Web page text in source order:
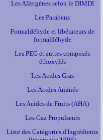
Les Allergènes selon le DIMDI
Les Parabens
Formaldéhyde et libérateurs de
formaldéhyde
Les PEG et autres composés
éthoxylés
Les Acides Gras
Les Acides Aminés
Les Acides de Fruits (AHA)
Les Gaz Propulseurs
Liste des Catégories d'Ingrédients